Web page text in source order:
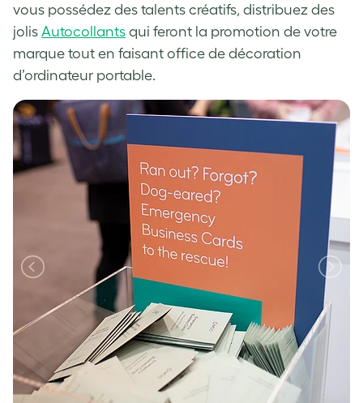
vous possédez des talents créatifs, distribuez des
jolis Autocollants qui feront la promotion de votre
marque tout en faisant office de décoration
d’ordinateur portable.